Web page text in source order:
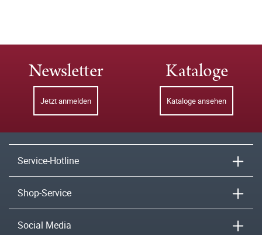
Newsletter
Jetzt anmelden
Kataloge
Kataloge ansehen
Service-Hotline
Shop-Service
Social Media